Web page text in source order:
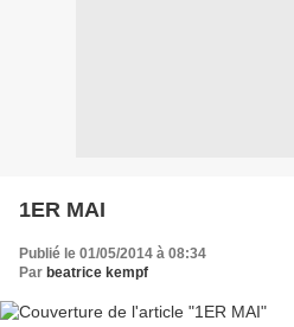
1ER MAI
Publié le 01/05/2014 à 08:34
Par beatrice kempf